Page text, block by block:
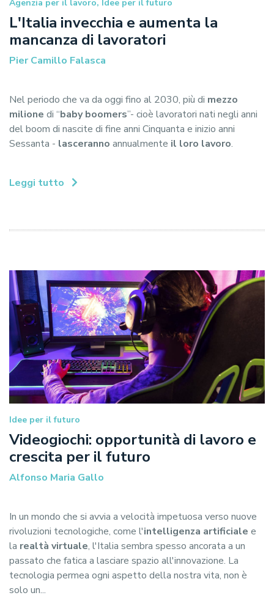
Agenzia per il lavoro, Idee per il futuro
L'Italia invecchia e aumenta la
mancanza di lavoratori
Pier Camillo Falasca
Nel periodo che va da oggi fino al 2030, più di mezzo
milione di “baby boomers”- cioè lavoratori nati negli anni
del boom di nascite di fine anni Cinquanta e inizio anni
Sessanta - lasceranno annualmente il loro lavoro.
Leggi tutto
Idee per il futuro
Videogiochi: opportunità di lavoro e
crescita per il futuro
Alfonso Maria Gallo
In un mondo che si avvia a velocità impetuosa verso nuove
rivoluzioni tecnologiche, come l'intelligenza artificiale e
la realtà virtuale, l'Italia sembra spesso ancorata a un
passato che fatica a lasciare spazio all'innovazione. La
tecnologia permea ogni aspetto della nostra vita, non è
solo un...